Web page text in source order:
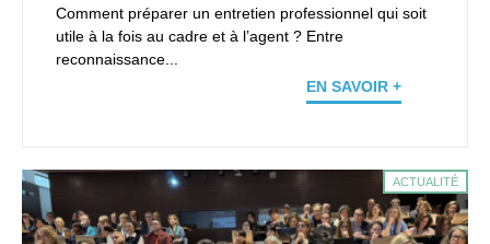
Comment préparer un entretien professionnel qui soit
utile à la fois au cadre et à l’agent ? Entre
reconnaissance...
EN SAVOIR +
ACTUALITÉ